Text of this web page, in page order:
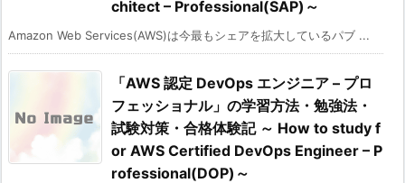
chitect – Professional(SAP)～
Amazon Web Services(AWS)は今最もシェアを拡大しているパブ ...
「AWS 認定 DevOps エンジニア – プロ
フェッショナル」の学習方法・勉強法・
試験対策・合格体験記 ～ How to study f
or AWS Certified DevOps Engineer – P
rofessional(DOP)～